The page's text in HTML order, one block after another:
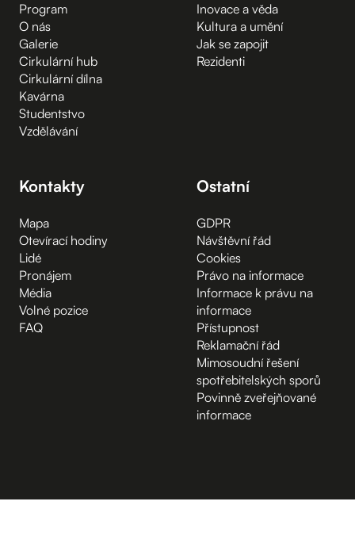
Program
O nás
Galerie
Cirkulární hub
Cirkulární dílna
Kavárna
Studentstvo
Vzdělávání
Inovace a věda
Kultura a umění
Jak se zapojit
Rezidenti
Kontakty
Mapa
Otevírací hodiny
Lidé
Pronájem
Média
Volné pozice
FAQ
Ostatní
GDPR
Návštěvní řád
Cookies
Právo na informace
Informace k právu na
informace
Přístupnost
Reklamační řád
Mimosoudní řešení
spotřebitelských sporů
Povinně zveřejňované
informace